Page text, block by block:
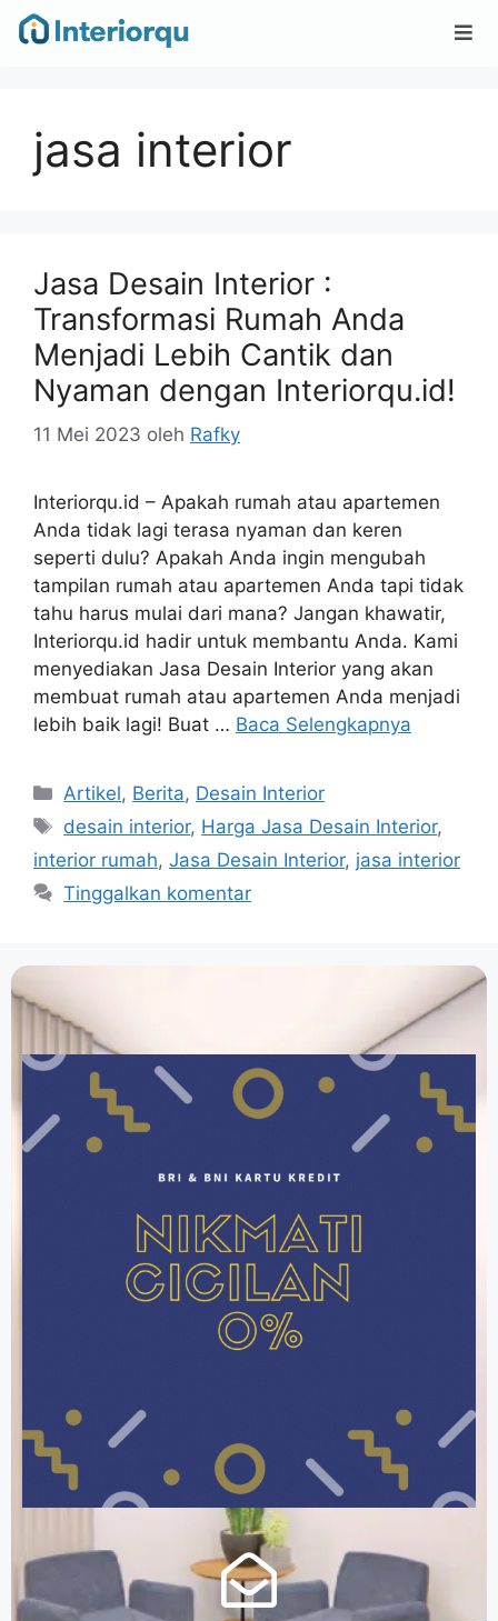
jasa interior
Jasa Desain Interior :
Transformasi Rumah Anda
Menjadi Lebih Cantik dan
Nyaman dengan Interiorqu.id!
11 Mei 2023 oleh Rafky
Interiorqu.id – Apakah rumah atau apartemen
Anda tidak lagi terasa nyaman dan keren
seperti dulu? Apakah Anda ingin mengubah
tampilan rumah atau apartemen Anda tapi tidak
tahu harus mulai dari mana? Jangan khawatir,
Interiorqu.id hadir untuk membantu Anda. Kami
menyediakan Jasa Desain Interior yang akan
membuat rumah atau apartemen Anda menjadi
lebih baik lagi! Buat … Baca Selengkapnya
Artikel, Berita, Desain Interior
desain interior, Harga Jasa Desain Interior,
interior rumah, Jasa Desain Interior, jasa interior
Tinggalkan komentar